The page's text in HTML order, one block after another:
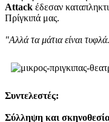
Attack έδεσαν
Πρίγκιπά μας.
"Αλλά τα μάτια είναι
Συντελεστές:
Σύλληψη και